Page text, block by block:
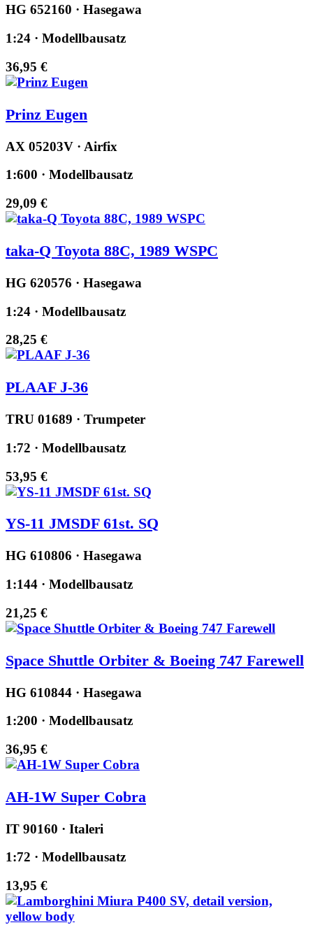
HG 652160 · Hasegawa
1:24 · Modellbausatz
36,95 €
Prinz Eugen
AX 05203V · Airfix
1:600 · Modellbausatz
29,09 €
taka-Q Toyota 88C, 1989 WSPC
HG 620576 · Hasegawa
1:24 · Modellbausatz
28,25 €
PLAAF J-36
TRU 01689 · Trumpeter
1:72 · Modellbausatz
53,95 €
YS-11 JMSDF 61st. SQ
HG 610806 · Hasegawa
1:144 · Modellbausatz
21,25 €
Space Shuttle Orbiter & Boeing 747 Farewell
HG 610844 · Hasegawa
1:200 · Modellbausatz
36,95 €
AH-1W Super Cobra
IT 90160 · Italeri
1:72 · Modellbausatz
13,95 €